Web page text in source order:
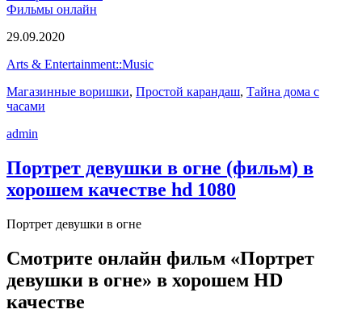
Фильмы онлайн
29.09.2020
Arts & Entertainment::Music
Магазинные воришки, Простой карандаш, Тайна дома с
часами
admin
Портрет девушки в огне (фильм) в
хорошем качестве hd 1080
Портрет девушки в огне
Смотрите онлайн фильм «Портрет
девушки в огне» в хорошем HD
качестве